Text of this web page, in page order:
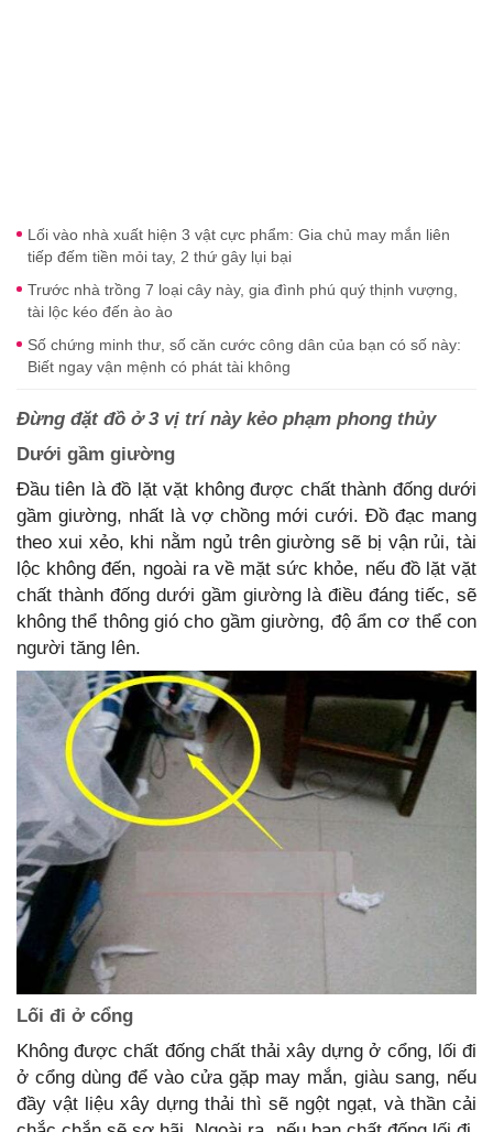
Lối vào nhà xuất hiện 3 vật cực phẩm: Gia chủ may mắn liên
tiếp đếm tiền mỏi tay, 2 thứ gây lụi bại
Trước nhà trồng 7 loại cây này, gia đình phú quý thịnh vượng,
tài lộc kéo đến ào ào
Số chứng minh thư, số căn cước công dân của bạn có số này:
Biết ngay vận mệnh có phát tài không
Đừng đặt đồ ở 3 vị trí này kẻo phạm phong thủy
Dưới gầm giường
Đầu tiên là đồ lặt vặt không được chất thành đống dưới
gầm giường, nhất là vợ chồng mới cưới. Đồ đạc mang
theo xui xẻo, khi nằm ngủ trên giường sẽ bị vận rủi, tài
lộc không đến, ngoài ra về mặt sức khỏe, nếu đồ lặt vặt
chất thành đống dưới gầm giường là điều đáng tiếc, sẽ
không thể thông gió cho gầm giường, độ ẩm cơ thể con
người tăng lên.
Lối đi ở cổng
Không được chất đống chất thải xây dựng ở cổng, lối đi
ở cổng dùng để vào cửa gặp may mắn, giàu sang, nếu
đầy vật liệu xây dựng thải thì sẽ ngột ngạt, và thần cải